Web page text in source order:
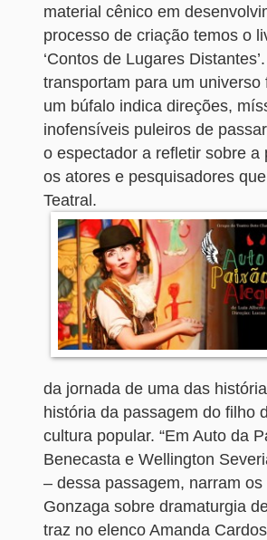
material cênico em
processo de criação temos o
‘Contos de Lugares
transportam para um
um búfalo indica direções,
inofensíveis puleiros de
o espectador a refletir sobre a
os atores e pesquisadores
Teatral.
da jornada de uma das
história da passagem do filho
cultura popular. “Em Auto da
Benecasta e Wellington
– dessa passagem, narram
Gonzaga sobre dramaturgia
traz no elenco Amanda